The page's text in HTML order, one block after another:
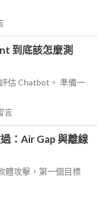
到底該怎麼測
估 Chatbot。 準備一
言
：Air Gap 與離線
體攻擊，第一個目標